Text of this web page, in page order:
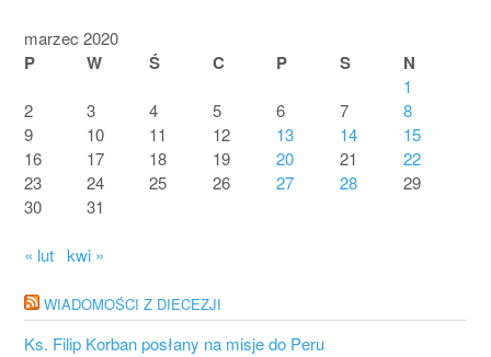
marzec 2020
P W Ś C P S N
1
2
3 4 5 6 7
8
9
10 11 12 13 14
15
16
17 18 19 20 21
22
23
24 25 26 27 28
29
30
31
« lut kwi »
WIADOMOŚCI Z DIECEZJI
Ks. Filip Korban posłany na misje do Peru